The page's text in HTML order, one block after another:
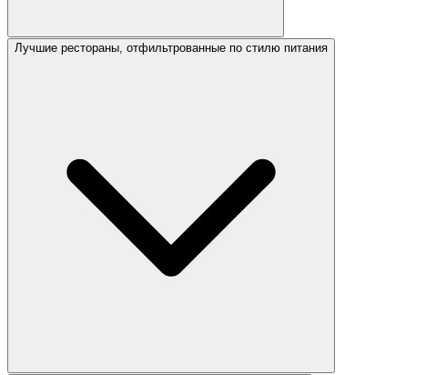
Лучшие рестораны, отфильтрованные по стилю питания